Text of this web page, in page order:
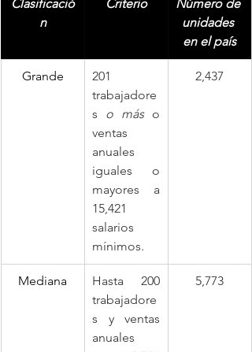
Clasificació
n
Criterio
Número de
unidades
en el país
Grande
201
trabajadore
s o más o
ventas
anuales
iguales o
mayores a
15,421
salarios
mínimos.
2,437
Mediana
Hasta 200
trabajadore
s y ventas
anuales
5,773